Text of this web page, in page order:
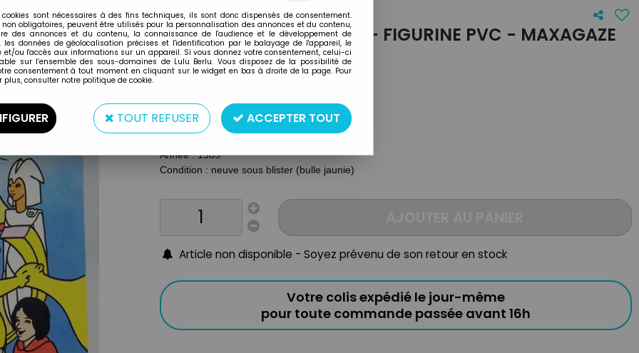
Ceji
LES MONDES ENGLOUTIS - FIGURINE PVC - MAXAGAZE
AR0019689
Matière : Plastique PVC
Taille : environ 5cm
Année : 1985
Condition : neuve sous blister (bulle jaunie)
Article non disponible - Soyez prévenu de son retour en stock
Votre colis expédié le jour-même
pour toute commande passée avant 16h
cookies sont nécessaires à des fins techniques, ils sont donc dispensés de consentement.
non obligatoires, peuvent être utilisés pour la personnalisation des annonces et du contenu,
des annonces et du contenu, la connaissance de l'audience et le développement de
les données de géolocalisation précises et l'identification par le balayage de l'appareil, le
et/ou l'accès aux informations sur un appareil. Si vous donnez votre consentement, celui-ci
sur l’ensemble des sous-domaines de Lulu Berlu. Vous disposez de la possibilité de
consentement à tout moment en cliquant sur le widget en bas à droite de la page. Pour
plus, consulter notre politique de cookie.
TOUT REFUSER ACCEPTER TOUT